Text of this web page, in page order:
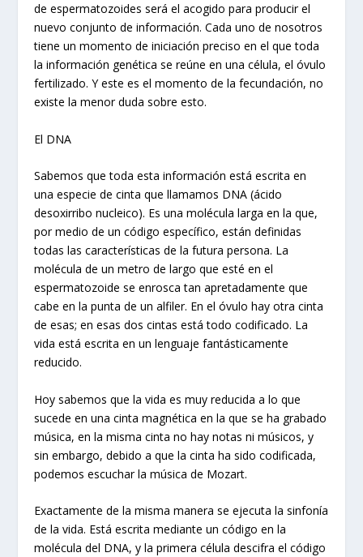
de espermatozoides será el acogido para producir el
nuevo conjunto de información. Cada uno de nosotros
tiene un momento de iniciación preciso en el que toda
la información genética se reúne en una célula, el óvulo
fertilizado. Y este es el momento de la fecundación, no
existe la menor duda sobre esto.
El DNA
Sabemos que toda esta información está escrita en
una especie de cinta que llamamos DNA (ácido
desoxirribo nucleico). Es una molécula larga en la que,
por medio de un código específico, están definidas
todas las características de la futura persona. La
molécula de un metro de largo que esté en el
espermatozoide se enrosca tan apretadamente que
cabe en la punta de un alfiler. En el óvulo hay otra cinta
de esas; en esas dos cintas está todo codificado. La
vida está escrita en un lenguaje fantásticamente
reducido.
Hoy sabemos que la vida es muy reducida a lo que
sucede en una cinta magnética en la que se ha grabado
música, en la misma cinta no hay notas ni músicos, y
sin embargo, debido a que la cinta ha sido codificada,
podemos escuchar la música de Mozart.
Exactamente de la misma manera se ejecuta la sinfonía
de la vida. Está escrita mediante un código en la
molécula del DNA, y la primera célula descifra el código